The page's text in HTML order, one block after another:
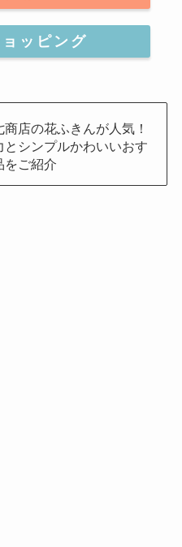
ッピング
商店の花ふきんが人気！
とシンプルかわいいおす
をご紹介